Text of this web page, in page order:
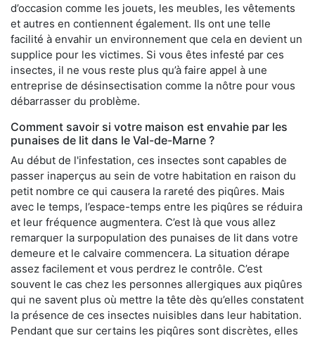
d’occasion comme les jouets, les meubles, les vêtements
et autres en contiennent également. Ils ont une telle
facilité à envahir un environnement que cela en devient un
supplice pour les victimes. Si vous êtes infesté par ces
insectes, il ne vous reste plus qu’à faire appel à une
entreprise de désinsectisation comme la nôtre pour vous
débarrasser du problème.
Comment savoir si votre maison est envahie par les
punaises de lit dans le Val-de-Marne ?
Au début de l'infestation, ces insectes sont capables de
passer inaperçus au sein de votre habitation en raison du
petit nombre ce qui causera la rareté des piqûres. Mais
avec le temps, l’espace-temps entre les piqûres se réduira
et leur fréquence augmentera. C’est là que vous allez
remarquer la surpopulation des punaises de lit dans votre
demeure et le calvaire commencera. La situation dérape
assez facilement et vous perdrez le contrôle. C’est
souvent le cas chez les personnes allergiques aux piqûres
qui ne savent plus où mettre la tête dès qu’elles constatent
la présence de ces insectes nuisibles dans leur habitation.
Pendant que sur certains les piqûres sont discrètes, elles